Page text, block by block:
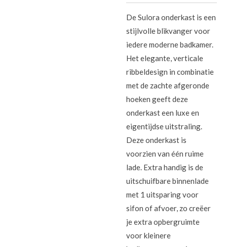
De Sulora onderkast is een
stijlvolle blikvanger voor
iedere moderne badkamer.
Het elegante, verticale
ribbeldesign in combinatie
met de zachte afgeronde
hoeken geeft deze
onderkast een luxe en
eigentijdse uitstraling.
Deze onderkast is
voorzien van één ruime
lade. Extra handig is de
uitschuifbare binnenlade
met 1 uitsparing voor
sifon of afvoer, zo creëer
je extra opbergruimte
voor kleinere